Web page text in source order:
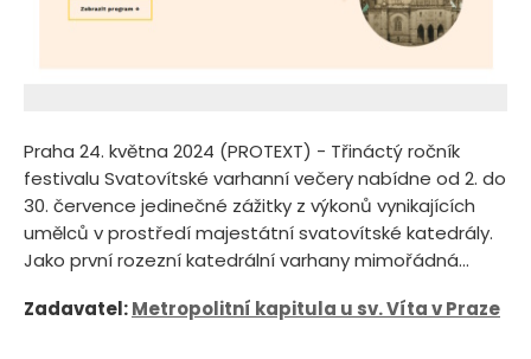
Praha 24. května 2024 (PROTEXT) - Třináctý ročník
festivalu Svatovítské varhanní večery nabídne od 2. do
30. července jedinečné zážitky z výkonů vynikajících
umělců v prostředí majestátní svatovítské katedrály.
Jako první rozezní katedrální varhany mimořádná...
Zadavatel:Metropolitní kapitula u sv. Víta v Praze